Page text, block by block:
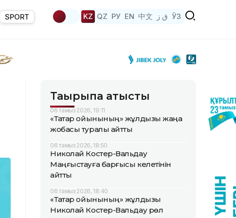
SPORT KZ QZ РУ EN 中文 ق ز ЎЗ
Тақырыпқа қатысты
06 тамыз 2026, 19:11
«Тақтар ойынының» жұлдызы жаңа
жобасы туралы айтты
06 тамыз 2026, 18:50
Николай Костер-Вальдау
Маңғыстауға барғысы келетінін
айтты
06 тамыз 2026, 18:40
«Тақтар ойынының» жұлдызы
Николай Костер-Вальдау рөл